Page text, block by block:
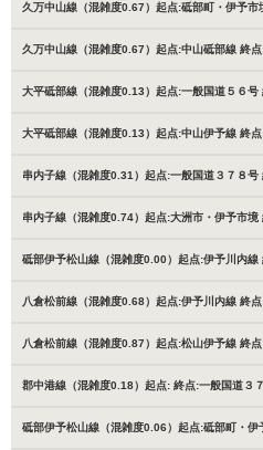
久万中山線（混雑度0.67）起点:砥部町・伊予
久万中山線（混雑度0.67）起点:中山砥部線 終
大平砥部線（混雑度0.13）起点:一般国道５６
大平砥部線（混雑度0.13）起点:中山伊予線 終
串内子線（混雑度0.31）起点:一般国道３７８
串内子線（混雑度0.74）起点:大洲市・伊予市
砥部伊予松山線（混雑度0.00）起点:伊予川内
八倉松前線（混雑度0.68）起点:伊予川内線 終
八倉松前線（混雑度0.87）起点:松山伊予線 終
郡中港線（混雑度0.18）起点: 終点:一般国道３
砥部伊予松山線（混雑度0.06）起点:砥部町・